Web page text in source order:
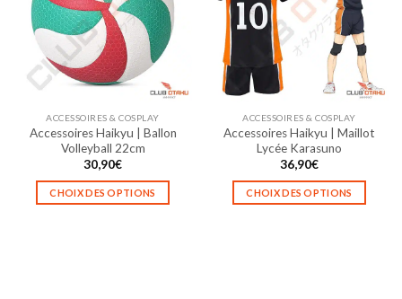
options
peuvent
être
choisies
sur
page
du
produit
options
peuvent
être
choisies
page
du
produit
ACCESSOIRES & COSPLAY
Accessoires Haikyu | Ballon
Volleyball 22cm
30,90€
CHOIX DES OPTIONS
ACCESSOIRES & COSPLAY
Accessoires Haikyu | Maillot
Lycée Karasuno
36,90€
CHOIX DES OPTIONS